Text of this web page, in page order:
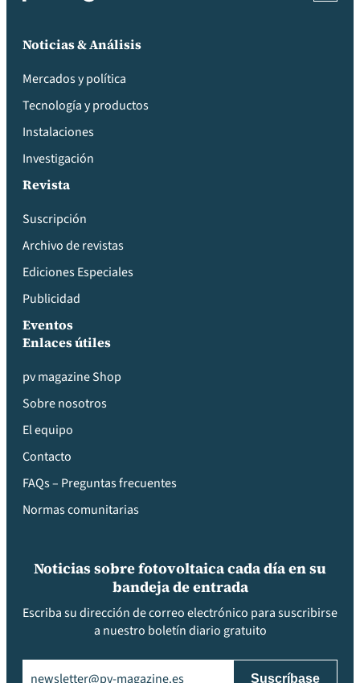
Noticias & Análisis
Mercados y política
Tecnología y productos
Instalaciones
Investigación
Revista
Suscripción
Archivo de revistas
Ediciones Especiales
Publicidad
Eventos
Enlaces útiles
pv magazine Shop
Sobre nosotros
El equipo
Contacto
FAQs – Preguntas frecuentes
Normas comunitarias
Noticias sobre fotovoltaica cada día en su
bandeja de entrada
Escriba su dirección de correo electrónico para suscribirse
a nuestro boletín diario gratuito